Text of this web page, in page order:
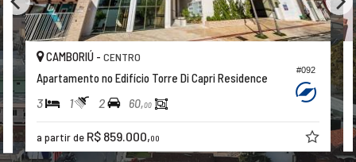
#092
CAMBORIÚ -CENTRO
Apartamento no Edifício Torre Di Capri Residence
3 1 2 60,00
a partir de R$ 859.000,00